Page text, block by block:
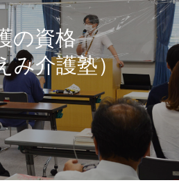
の資格
み介護塾）